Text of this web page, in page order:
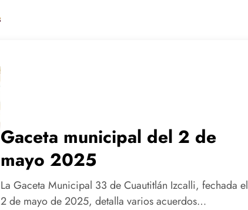
Gaceta municipal del 2 de
mayo 2025
La Gaceta Municipal 33 de Cuautitlán Izcalli, fechada el
2 de mayo de 2025, detalla varios acuerdos…